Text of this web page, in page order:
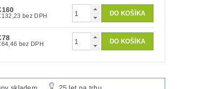
€132,23 bez DPH
€64,46 bez DPH